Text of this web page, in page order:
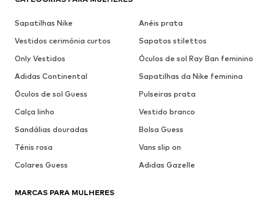
Sapatilhas Nike
Anéis prata
Vestidos cerimónia curtos
Sapatos stilettos
Only Vestidos
Óculos de sol Ray Ban feminino
Adidas Continental
Sapatilhas da Nike feminina
Óculos de sol Guess
Pulseiras prata
Calça linho
Vestido branco
Sandálias douradas
Bolsa Guess
Ténis rosa
Vans slip on
Colares Guess
Adidas Gazelle
MARCAS PARA MULHERES